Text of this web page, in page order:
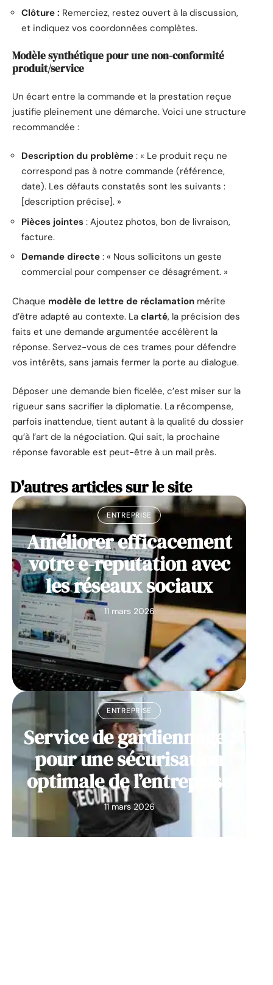
Clôture : Remerciez, restez ouvert à la discussion,
et indiquez vos coordonnées complètes.
Modèle synthétique pour une non-conformité
produit/service
Un écart entre la commande et la prestation reçue
justifie pleinement une démarche. Voici une structure
recommandée :
Description du problème : « Le produit reçu ne
correspond pas à notre commande (référence,
date). Les défauts constatés sont les suivants :
[description précise]. »
Pièces jointes : Ajoutez photos, bon de livraison,
facture.
Demande directe : « Nous sollicitons un geste
commercial pour compenser ce désagrément. »
Chaque modèle de lettre de réclamation mérite
d’être adapté au contexte. La clarté, la précision des
faits et une demande argumentée accélèrent la
réponse. Servez-vous de ces trames pour défendre
vos intérêts, sans jamais fermer la porte au dialogue.
Déposer une demande bien ficelée, c’est miser sur la
rigueur sans sacrifier la diplomatie. La récompense,
parfois inattendue, tient autant à la qualité du dossier
qu’à l’art de la négociation. Qui sait, la prochaine
réponse favorable est peut-être à un mail près.
D'autres articles sur le site
ENTREPRISE
Améliorer efficacement
votre e-reputation avec
les réseaux sociaux
11 mars 2026
ENTREPRISE
Service de gardiennage :
pour une sécurisation
optimale de l’entreprise
11 mars 2026